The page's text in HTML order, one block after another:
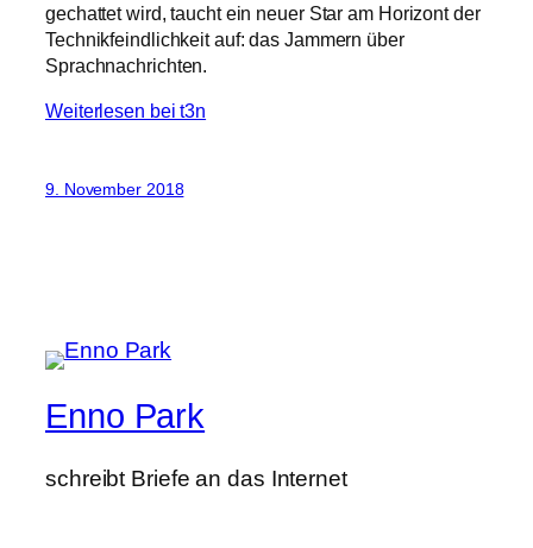
gechattet wird, taucht ein neuer Star am Horizont der
Technikfeindlichkeit auf: das Jammern über
Sprachnachrichten.
Weiterlesen bei t3n
9. November 2018
Enno Park
schreibt Briefe an das Internet